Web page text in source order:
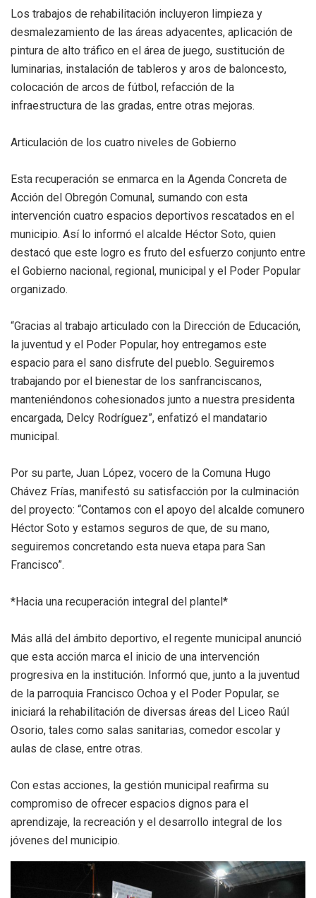
Los trabajos de rehabilitación incluyeron limpieza y
desmalezamiento de las áreas adyacentes, aplicación de
pintura de alto tráfico en el área de juego, sustitución de
luminarias, instalación de tableros y aros de baloncesto,
colocación de arcos de fútbol, refacción de la
infraestructura de las gradas, entre otras mejoras.
Articulación de los cuatro niveles de Gobierno
Esta recuperación se enmarca en la Agenda Concreta de
Acción del Obregón Comunal, sumando con esta
intervención cuatro espacios deportivos rescatados en el
municipio. Así lo informó el alcalde Héctor Soto, quien
destacó que este logro es fruto del esfuerzo conjunto entre
el Gobierno nacional, regional, municipal y el Poder Popular
organizado.
“Gracias al trabajo articulado con la Dirección de Educación,
la juventud y el Poder Popular, hoy entregamos este
espacio para el sano disfrute del pueblo. Seguiremos
trabajando por el bienestar de los sanfranciscanos,
manteniéndonos cohesionados junto a nuestra presidenta
encargada, Delcy Rodríguez”, enfatizó el mandatario
municipal.
Por su parte, Juan López, vocero de la Comuna Hugo
Chávez Frías, manifestó su satisfacción por la culminación
del proyecto: “Contamos con el apoyo del alcalde comunero
Héctor Soto y estamos seguros de que, de su mano,
seguiremos concretando esta nueva etapa para San
Francisco”.
*Hacia una recuperación integral del plantel*
Más allá del ámbito deportivo, el regente municipal anunció
que esta acción marca el inicio de una intervención
progresiva en la institución. Informó que, junto a la juventud
de la parroquia Francisco Ochoa y el Poder Popular, se
iniciará la rehabilitación de diversas áreas del Liceo Raúl
Osorio, tales como salas sanitarias, comedor escolar y
aulas de clase, entre otras.
Con estas acciones, la gestión municipal reafirma su
compromiso de ofrecer espacios dignos para el
aprendizaje, la recreación y el desarrollo integral de los
jóvenes del municipio.